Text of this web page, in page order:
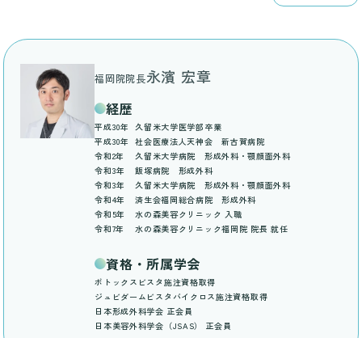
福岡院院長永濱 宏章
経歴
平成30年
久留米大学医学部卒業
平成30年
社会医療法人天神会 新古賀病院
令和2年
久留米大学病院 形成外科・顎顔面外科
令和3年
飯塚病院 形成外科
令和3年
久留米大学病院 形成外科・顎顔面外科
令和4年
済生会福岡総合病院 形成外科
令和5年
水の森美容クリニック 入職
令和7年
水の森美容クリニック福岡院 院長 就任
資格・所属学会
ボトックスビスタ施注資格取得
ジュビダームビスタバイクロス施注資格取得
日本形成外科学会 正会員
日本美容外科学会（JSAS） 正会員